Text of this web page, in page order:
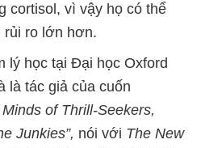
cortisol, vì vậy họ có thể
ro lớn hơn.
lý học tại Đại học Oxford
là tác giả của cuốn
of Thrill-Seekers,
Junkies”, nói với The New